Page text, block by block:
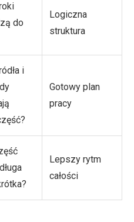
do
Logiczna
struktura
i
Gotowy plan
pracy
Lepszy rytm
całości